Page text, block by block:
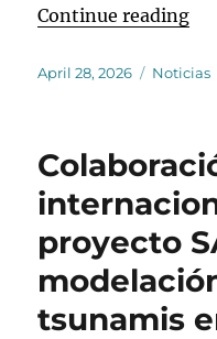
Continue reading
Posted
April 28, 2026 Noticias
proyecto
tsunamis